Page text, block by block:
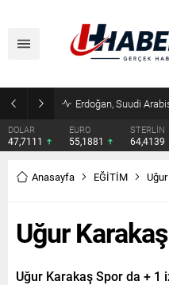
DOLAR
47,7111
EURO
55,1881
STERLİN
64,4139
Anasayfa EĞİTİM
Uğur
Uğur Karakaş Spor da + 1